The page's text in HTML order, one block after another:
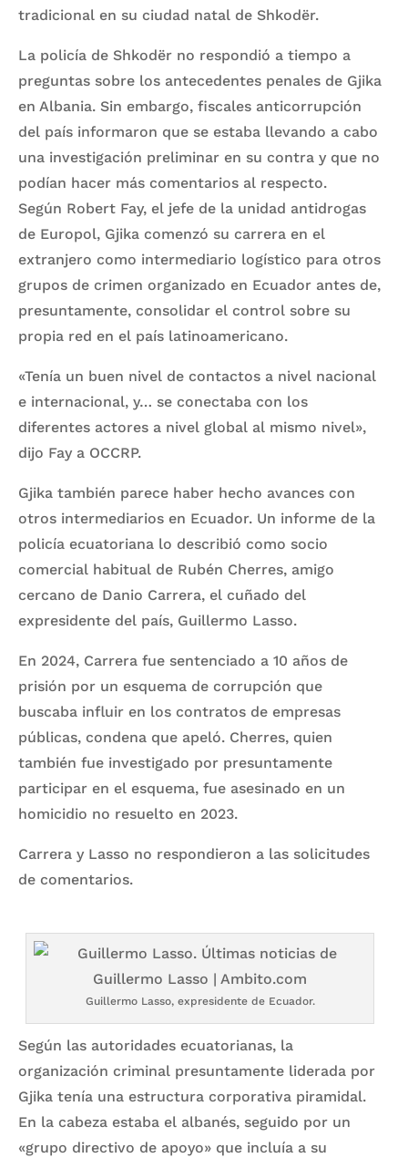
tradicional en su ciudad natal de Shkodër.
La policía de Shkodër no respondió a tiempo a
preguntas sobre los antecedentes penales de Gjika
en Albania. Sin embargo, fiscales anticorrupción
del país informaron que se estaba llevando a cabo
una investigación preliminar en su contra y que no
podían hacer más comentarios al respecto.
Según Robert Fay, el jefe de la unidad antidrogas
de Europol, Gjika comenzó su carrera en el
extranjero como intermediario logístico para otros
grupos de crimen organizado en Ecuador antes de,
presuntamente, consolidar el control sobre su
propia red en el país latinoamericano.
«Tenía un buen nivel de contactos a nivel nacional
e internacional, y… se conectaba con los
diferentes actores a nivel global al mismo nivel»,
dijo Fay a OCCRP.
Gjika también parece haber hecho avances con
otros intermediarios en Ecuador. Un informe de la
policía ecuatoriana lo describió como socio
comercial habitual de Rubén Cherres, amigo
cercano de Danio Carrera, el cuñado del
expresidente del país, Guillermo Lasso.
En 2024, Carrera fue sentenciado a 10 años de
prisión por un esquema de corrupción que
buscaba influir en los contratos de empresas
públicas, condena que apeló. Cherres, quien
también fue investigado por presuntamente
participar en el esquema, fue asesinado en un
homicidio no resuelto en 2023.
Carrera y Lasso no respondieron a las solicitudes
de comentarios.
Guillermo Lasso, expresidente de Ecuador.
Según las autoridades ecuatorianas, la
organización criminal presuntamente liderada por
Gjika tenía una estructura corporativa piramidal.
En la cabeza estaba el albanés, seguido por un
«grupo directivo de apoyo» que incluía a su